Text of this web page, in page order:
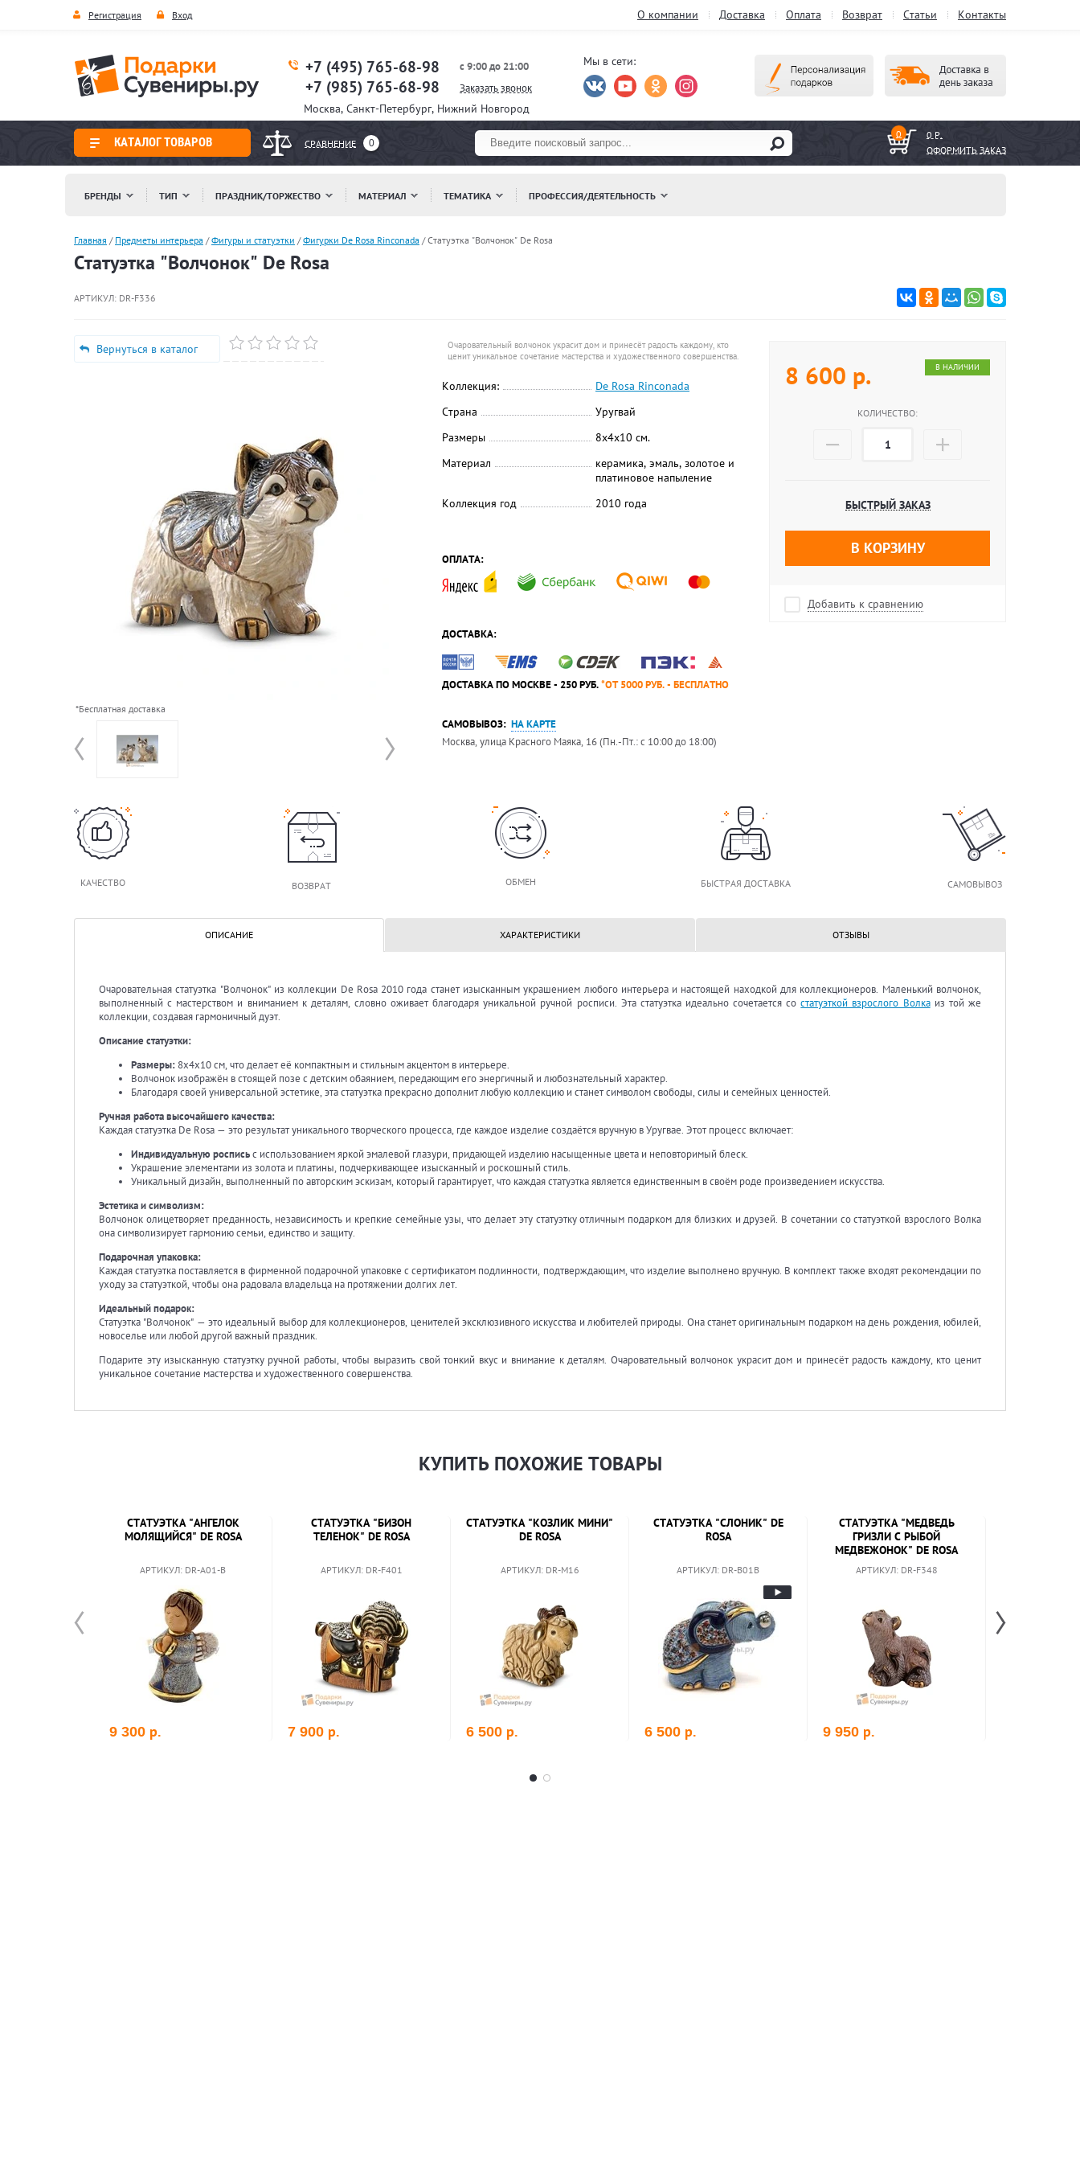
Регистрация Вход О компании Доставка Оплата Возврат Статьи Контакты
+7 (495) 765-68-98
+7 (985) 765-68-98
с 9:00 до 21:00
Заказать звонок
Мы в сети:
Москва, Санкт-Петербург, Нижний Новгород
КАТАЛОГ ТОВАРОВ СРАВНЕНИЕ 0
0
0 Р.
ОФОРМИТЬ ЗАКАЗ
БРЕНДЫ ТИП ПРАЗДНИК/ТОРЖЕСТВО МАТЕРИАЛ ТЕМАТИКА ПРОФЕССИЯ/ДЕЯТЕЛЬНОСТЬ
Главная / Предметы интерьера /Фигуры и статуэтки /Фигурки De Rosa Rinconada /Статуэтка "Волчонок" De Rosa
Статуэтка "Волчонок" De Rosa
АРТИКУЛ: DR-F336
Вернуться в каталог
*Бесплатная доставка
Очаровательный волчонок украсит дом и принесёт радость каждому, кто
ценит уникальное сочетание мастерства и художественного совершенства.
Коллекция:
De Rosa Rinconada
Страна
Уругвай
Размеры
8х4х10 см.
Материал
керамика, эмаль, золотое и
платиновое напыление
Коллекция год
2010 года
ОПЛАТА:
ДОСТАВКА:
ДОСТАВКА ПО МОСКВЕ - 250 РУБ.*ОТ 5000 РУБ. - БЕСПЛАТНО
САМОВЫВОЗ: НА КАРТЕ
Москва, улица Красного Маяка, 16 (Пн.-Пт.: с 10:00 до 18:00)
8 600 р. В НАЛИЧИИ
КОЛИЧЕСТВО:
БЫСТРЫЙ ЗАКАЗ
В КОРЗИНУ
Добавить к сравнению
КАЧЕСТВО ВОЗВРАТ ОБМЕН БЫСТРАЯ ДОСТАВКА САМОВЫВОЗ
ОПИСАНИЕ ХАРАКТЕРИСТИКИ ОТЗЫВЫ
Очаровательная статуэтка "Волчонок" из коллекции De Rosa 2010 года станет изысканным украшением любого интерьера и настоящей находкой для коллекционеров. Маленький волчонок,
выполненный с мастерством и вниманием к деталям, словно оживает благодаря уникальной ручной росписи. Эта статуэтка идеально сочетается состатуэткой взрослого Волкаиз той же
коллекции, создавая гармоничный дуэт.
Описание статуэтки:
Размеры: 8х4х10 см, что делает её компактным и стильным акцентом в интерьере.
Волчонок изображён в стоящей позе с детским обаянием, передающим его энергичный и любознательный характер.
Благодаря своей универсальной эстетике, эта статуэтка прекрасно дополнит любую коллекцию и станет символом свободы, силы и семейных ценностей.
Ручная работа высочайшего качества:
Каждая статуэтка De Rosa — это результат уникального творческого процесса, где каждое изделие создаётся вручную в Уругвае. Этот процесс включает:
Индивидуальную росписьс использованием яркой эмалевой глазури, придающей изделию насыщенные цвета и неповторимый блеск.
Украшение элементами из золота и платины, подчеркивающее изысканный и роскошный стиль.
Уникальный дизайн, выполненный по авторским эскизам, который гарантирует, что каждая статуэтка является единственным в своём роде произведением искусства.
Эстетика и символизм:
Волчонок олицетворяет преданность, независимость и крепкие семейные узы, что делает эту статуэтку отличным подарком для близких и друзей. В сочетании со статуэткой взрослого Волка
она символизирует гармонию семьи, единство и защиту.
Подарочная упаковка:
Каждая статуэтка поставляется в фирменной подарочной упаковке с сертификатом подлинности, подтверждающим, что изделие выполнено вручную. В комплект также входят рекомендации по
уходу за статуэткой, чтобы она радовала владельца на протяжении долгих лет.
Идеальный подарок:
Статуэтка "Волчонок" — это идеальный выбор для коллекционеров, ценителей эксклюзивного искусства и любителей природы. Она станет оригинальным подарком на день рождения, юбилей,
новоселье или любой другой важный праздник.
Подарите эту изысканную статуэтку ручной работы, чтобы выразить свой тонкий вкус и внимание к деталям. Очаровательный волчонок украсит дом и принесёт радость каждому, кто ценит
уникальное сочетание мастерства и художественного совершенства.
КУПИТЬ ПОХОЖИЕ ТОВАРЫ
СТАТУЭТКА "АНГЕЛОК
МОЛЯЩИЙСЯ" DE ROSA
АРТИКУЛ: DR-A01-B
9 300 р.
СТАТУЭТКА "БИЗОН
ТЕЛЕНОК" DE ROSA
АРТИКУЛ: DR-F401
7 900 р.
СТАТУЭТКА "КОЗЛИК МИНИ"
DE ROSA
АРТИКУЛ: DR-M16
6 500 р.
СТАТУЭТКА "СЛОНИК" DE
ROSA
АРТИКУЛ: DR-B01B
6 500 р.
СТАТУЭТКА "МЕДВЕДЬ
ГРИЗЛИ С РЫБОЙ
МЕДВЕЖОНОК" DE ROSA
АРТИКУЛ: DR-F348
9 950 р.
В корзину В корзину